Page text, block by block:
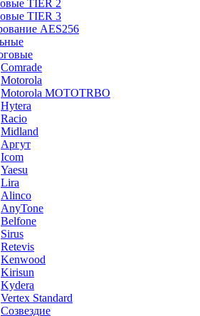
TIER 2
TIER 3
AES256
Comrade
Motorola
Motorola MOTOTRBO
Hytera
Racio
Midland
Аргут
Icom
Yaesu
Lira
Alinco
AnyTone
Belfone
Sirus
Retevis
Kenwood
Kirisun
Kydera
Vertex Standard
Созвездие